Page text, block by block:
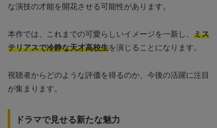
な演技の才能を開花させる可能性があります。
本作では、これまでの可愛らしいイメージを一新し、 ミス
テリアスで冷静な天才高校生を演じることになります。
視聴者からどのような評価を得るのか、今後の活躍に注目
が集まります。
ドラマで見せる新たな魅力